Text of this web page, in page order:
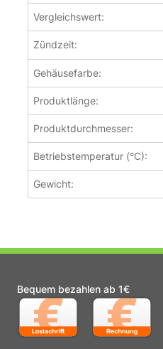
Vergleichswert:
Zündzeit:
Gehäusefarbe:
Produktlänge:
Produktdurchmesser:
Betriebstemperatur (°C):
Gewicht:
Bequem bezahlen ab 1€